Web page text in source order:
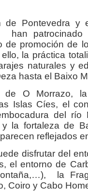
de Pontevedra y
han patrocinado
de promoción de
la práctica
naturales y
hasta el Baixo
de O Morrazo,
Islas Cíes, el
del río
la fortaleza de
reflejados
disfrutar del
el entorno de
la
Coiro y Cabo